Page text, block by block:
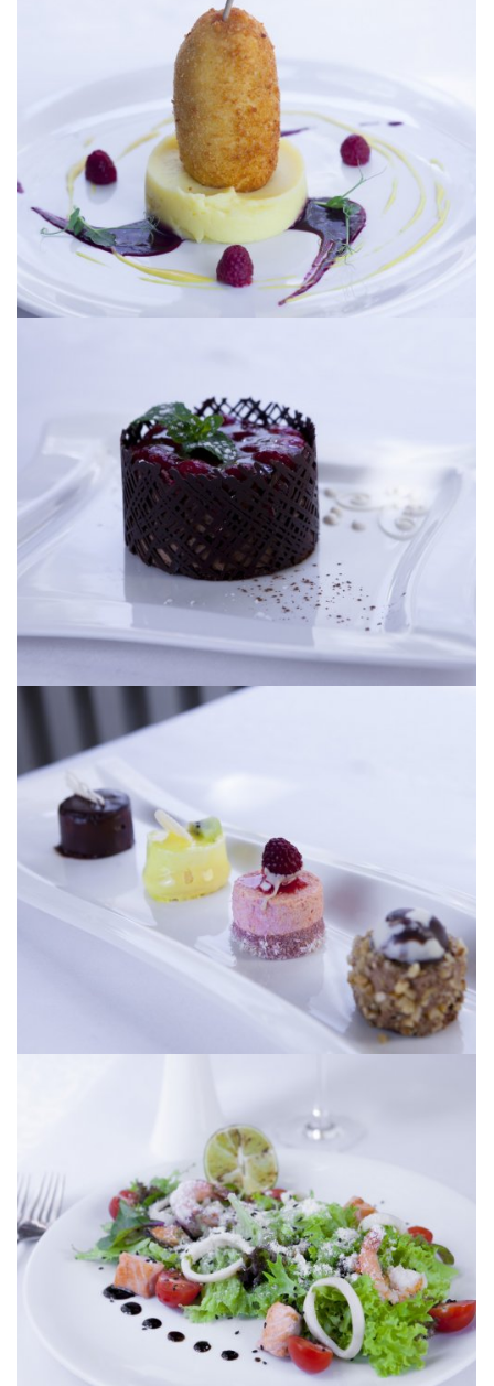
[ УВЕЛИЧИТЬ ]
[ УВЕЛИЧИТЬ ]
[ УВЕЛИЧИТЬ ]
[ УВЕЛИЧИТЬ ]